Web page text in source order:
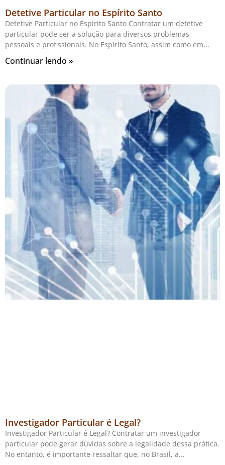
Detetive Particular no Espírito Santo
Detetive Particular no Espírito Santo Contratar um detetive
particular pode ser a solução para diversos problemas
pessoais e profissionais. No Espírito Santo, assim como em
Continuar lendo »
Investigador Particular é Legal?
Investigador Particular é Legal? Contratar um investigador
particular pode gerar dúvidas sobre a legalidade dessa prática.
No entanto, é importante ressaltar que, no Brasil, a